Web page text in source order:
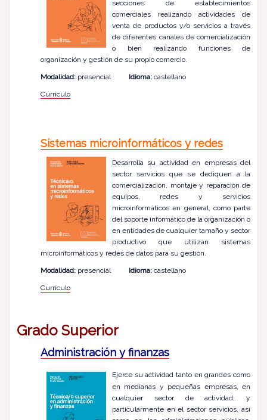
secciones de establecimientos
comerciales realizando actividades de
venta de productos y/o servicios a través
de diferentes canales de comercialización
o bien realizando funciones de
organización y gestión de su propio comercio.
Modalidad: presencial Idioma: castellano
Currículo
Sistemas microinformáticos y redes
Desarrolla su actividad en empresas del
sector servicios que se dediquen a la
comercialización, montaje y reparación de
equipos, redes y servicios
microinformáticos en general, como parte
del soporte informático de la organización o
en entidades de cualquier tamaño y sector
productivo que utilizan sistemas
microinformáticos y redes de datos para su gestión.
Modalidad: presencial Idioma: castellano
Currículo
Grado Superior
Administración y finanzas
Ejerce su actividad tanto en grandes como
en medianas y pequeñas empresas, en
cualquier sector de actividad, y
particularmente en el sector servicios, así